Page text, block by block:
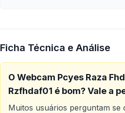
Ficha Técnica e Análise
O Webcam Pcyes Raza
Rzfhdaf01 é bom? Vale a
Muitos usuários perguntam se